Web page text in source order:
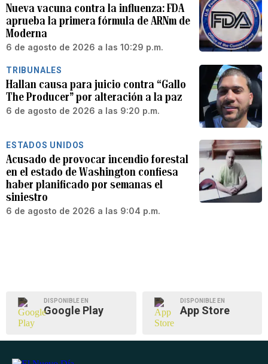
Nueva vacuna contra la influenza: FDA
aprueba la primera fórmula de ARNm de
Moderna
6 de agosto de 2026 a las 10:29 p.m.
TRIBUNALES
Hallan causa para juicio contra “Gallo
The Producer” por alteración a la paz
6 de agosto de 2026 a las 9:20 p.m.
ESTADOS UNIDOS
Acusado de provocar incendio forestal
en el estado de Washington confiesa
haber planificado por semanas el
siniestro
6 de agosto de 2026 a las 9:04 p.m.
DISPONIBLE EN
Google Play
DISPONIBLE EN
App Store